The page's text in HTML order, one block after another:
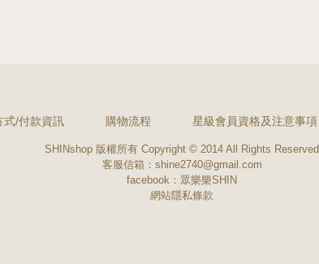
式/付款資訊 購物流程 星級會員資格及注意事項
SHINshop 版權所有 Copyright © 2014 All Rights Reserved
客服信箱：shine2740@gmail.com
facebook： 眾樂樂SHIN
網站隱私條款